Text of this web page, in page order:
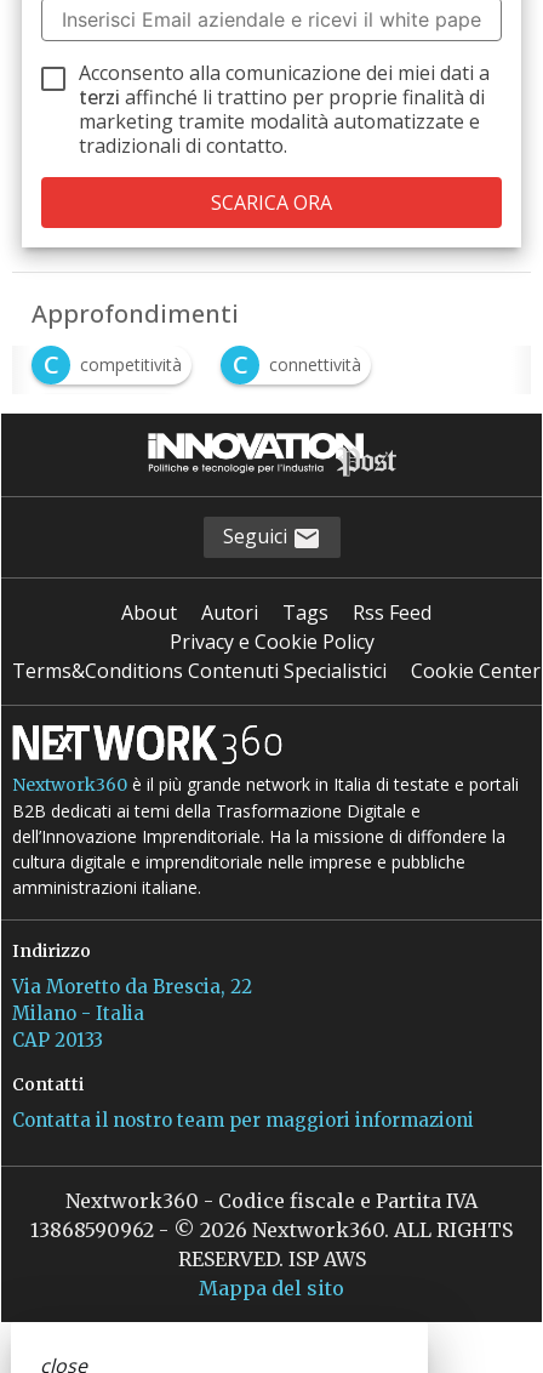
Acconsento alla comunicazione dei miei dati a
terzi affinché li trattino per proprie finalità di
marketing tramite modalità automatizzate e
tradizionali di contatto.
Approfondimenti
C
competitività C connettività
I innovazione
Seguici
About Autori Tags
Rss Feed
Privacy e Cookie Policy
Terms&Conditions Contenuti Specialistici
Cookie Center
Nextwork360 è il più grande network in Italia di testate e portali
B2B dedicati ai temi della Trasformazione Digitale e
dell’Innovazione Imprenditoriale. Ha la missione di diffondere la
cultura digitale e imprenditoriale nelle imprese e pubbliche
amministrazioni italiane.
Indirizzo
Via Moretto da Brescia, 22
Milano - Italia
CAP 20133
Contatti
Contatta il nostro team per maggiori informazioni
Nextwork360 - Codice fiscale e Partita IVA
13868590962 - © 2026 Nextwork360. ALL RIGHTS
RESERVED. ISP AWS
Mappa del sito
close